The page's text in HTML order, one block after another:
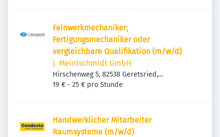
Feinwerkmechaniker;
Fertigungsmechaniker oder
vergleichbare Qualifikation (m/w/d)
J. Meinlschmidt GmbH
Hirschenweg 5, 82538 Geretsried,
Deutschland
19 € - 25 € pro Stunde
Handwerklicher Mitarbeiter
Raumsysteme (m/w/d)